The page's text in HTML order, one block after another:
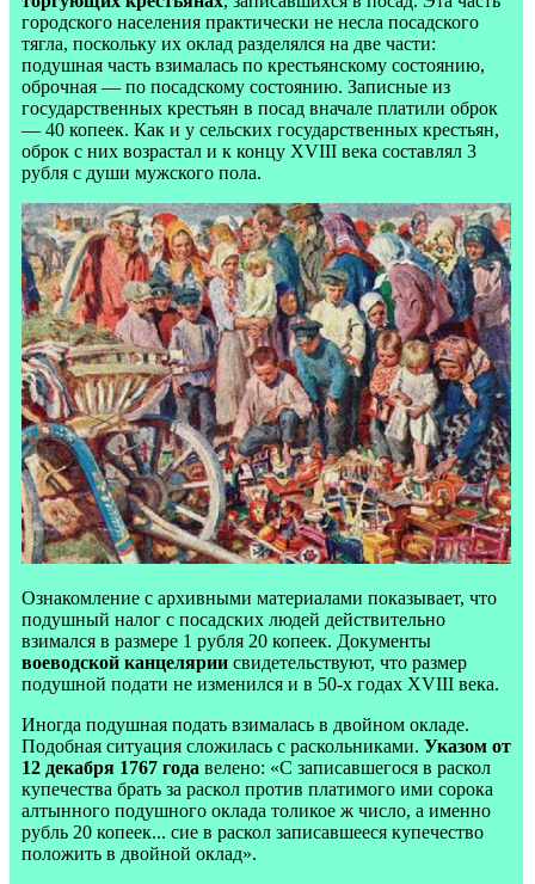
городского населения практически не несла посадского
тягла, поскольку их оклад разделялся на две части:
подушная часть взималась по крестьянскому состоянию,
оброчная — по посадскому состоянию. Записные из
государственных крестьян в посад вначале платили оброк
— 40 копеек. Как и у сельских государственных крестьян,
оброк с них возрастал и к концу XVIII века составлял 3
рубля с души мужского пола.
Ознакомление с архивными материалами показывает, что
подушный налог с посадских людей действительно
взимался в размере 1 рубля 20 копеек. Документы
воеводской канцелярии свидетельствуют, что размер
подушной подати не изменился и в 50-х годах XVIII века.
Иногда подушная подать взималась в двойном окладе.
Подобная ситуация сложилась с раскольниками. Указом от
12 декабря 1767 года велено: «С записавшегося в раскол
купечества брать за раскол против платимого ими сорока
алтынного подушного оклада толикое ж число, а именно
рубль 20 копеек... сие в раскол записавшееся купечество
положить в двойной оклад».